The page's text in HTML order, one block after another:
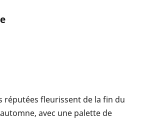
réputées fleurissent de la fin du
avec une palette de